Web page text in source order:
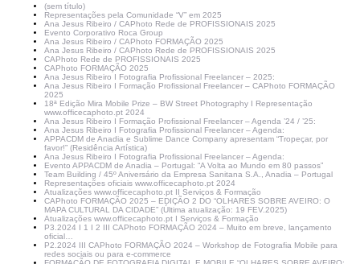
(sem título)
Representações pela Comunidade “V” em 2025
Ana Jesus Ribeiro / CAPhoto Rede de PROFISSIONAIS 2025
Evento Corporativo Roca Group
Ana Jesus Ribeiro / CAPhoto FORMAÇÃO 2025
Ana Jesus Ribeiro / CAPhoto Rede de PROFISSIONAIS 2025
CAPhoto Rede de PROFISSIONAIS 2025
CAPhoto FORMAÇÃO 2025
Ana Jesus Ribeiro I Fotografia Profissional Freelancer – 2025:
Ana Jesus Ribeiro I Formação Profissional Freelancer – CAPhoto FORMAÇÃO
2025
18ª Edição Mira Mobile Prize – BW Street Photography I Representação
www.officecaphoto.pt 2024
Ana Jesus Ribeiro I Formação Profissional Freelancer – Agenda ’24 / ’25:
Ana Jesus Ribeiro I Fotografia Profissional Freelancer – Agenda:
APPACDM de Anadia e Sublime Dance Company apresentam “Tropeçar, por
favor!” (Residência Artística)
Ana Jesus Ribeiro I Fotografia Profissional Freelancer – Agenda:
Evento APPACDM de Anadia – Portugal: “A Volta ao Mundo em 80 passos”
Team Building / 45º Aniversário da Empresa Sanitana S.A., Anadia – Portugal
Representações oficiais www.officecaphoto.pt 2024
Atualizações www.officecaphoto.pt II Serviços & Formação
CAPhoto FORMAÇÃO 2025 – EDIÇÃO 2 DO “OLHARES SOBRE AVEIRO: O
MAPA CULTURAL DA CIDADE” (Última atualização: 19 FEV.2025)
Atualizações www.officecaphoto.pt I Serviços & Formação
P3.2024 I 1 I 2 III CAPhoto FORMAÇÃO 2024 – Muito em breve, lançamento
oficial…
P2.2024 III CAPhoto FORMAÇÃO 2024 – Workshop de Fotografia Mobile para
redes sociais ou para e-commerce